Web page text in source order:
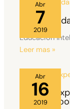
Abr
7
2019
No te
Educación
Leer mas »
Abr
16
2019
Nuestra